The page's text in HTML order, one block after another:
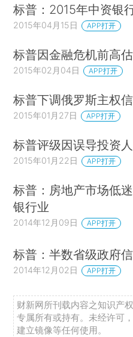
标普：2015年中资银
2015年04月15日 APP打开
标普因金融危机前高
2015年02月04日 APP打开
标普下调俄罗斯主权
2015年01月27日 APP打开
标普评级因误导投资
2015年01月22日 APP打开
标普：房地产市场低
银行业
2014年12月09日 APP打开
标普：半数省级政府
2014年12月02日 APP打开
财新网所刊载内容之知识产
专属所有或持有。未经许可
建立镜像等任何使用。